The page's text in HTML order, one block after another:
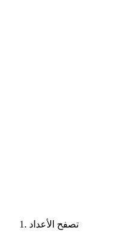
تصفح الأعداد